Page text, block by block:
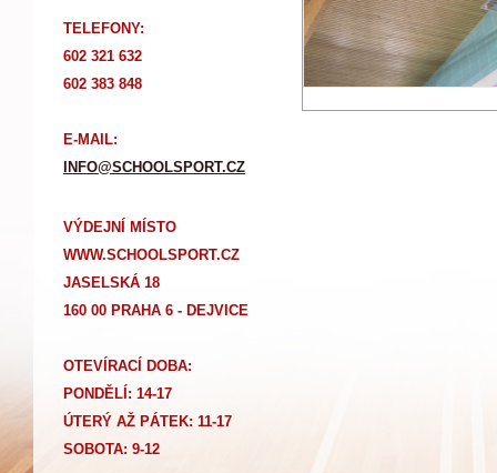
TELEFONY:
602 321 632
602 383 848
E-MAIL:
INFO@SCHOOLSPORT.CZ
VÝDEJNÍ MÍSTO
WWW.SCHOOLSPORT.CZ
JASELSKÁ 18
160 00 PRAHA 6 - DEJVICE
OTEVÍRACÍ DOBA:
PONDĚLÍ: 14-17
ÚTERÝ AŽ PÁTEK: 11-17
SOBOTA: 9-12